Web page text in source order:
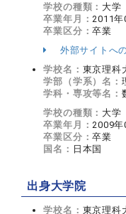
学校の種類： 大学
卒業年月： 2011年
卒業区分：卒業
外部サイトへ
学校名： 東京理科
学部（学系）名：
学科・専攻等名：
学校の種類： 大学
卒業年月： 2009年
卒業区分：卒業
国名： 日本国
出身大学院
学校名： 東京理科